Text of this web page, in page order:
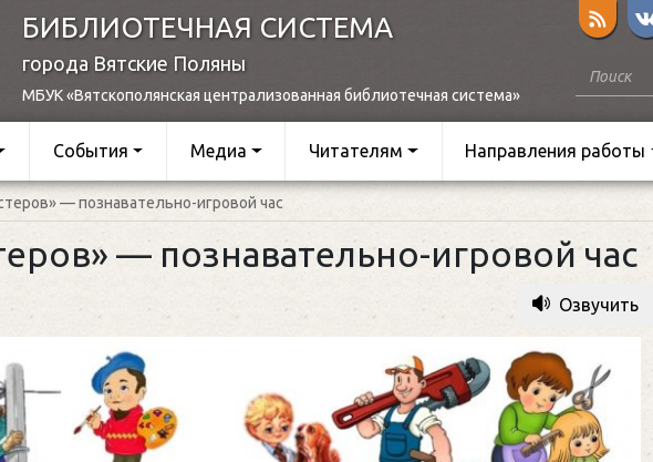
БИБЛИОТЕЧНАЯ СИСТЕМА
города Вятские Поляны
МБУК «Вятскополянская централизованная библиотечная система»
События Медиа Читателям Направления работы
— познавательно-игровой час
— познавательно-игровой час
Озвучить